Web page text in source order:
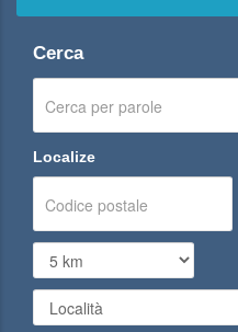
Cerca
Localize